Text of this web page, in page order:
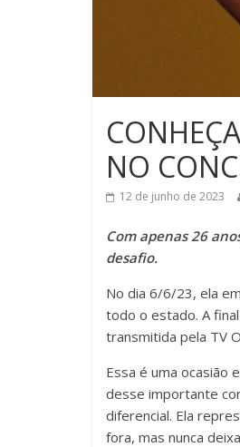
NO
12 de junho de 2023
Com apenas 26
desafio.
No dia 6/6/23, ela
todo o estado. A
transmitida pela TV
Essa é uma ocasião
desse importante
diferencial. Ela
fora, mas nunca